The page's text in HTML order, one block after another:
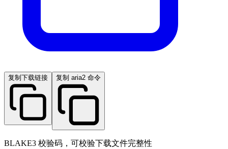
复制下载链接 复制 aria2 命令
BLAKE3 校验码，可校验下载文件完整性